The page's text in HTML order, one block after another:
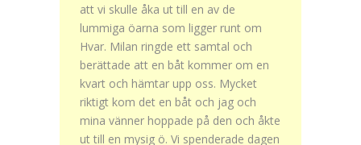
att vi skulle åka ut till en av de
lummiga öarna som ligger runt om
Hvar. Milan ringde ett samtal och
berättade att en båt kommer om en
kvart och hämtar upp oss. Mycket
riktigt kom det en båt och jag och
mina vänner hoppade på den och åkte
ut till en mysig ö. Vi spenderade dagen